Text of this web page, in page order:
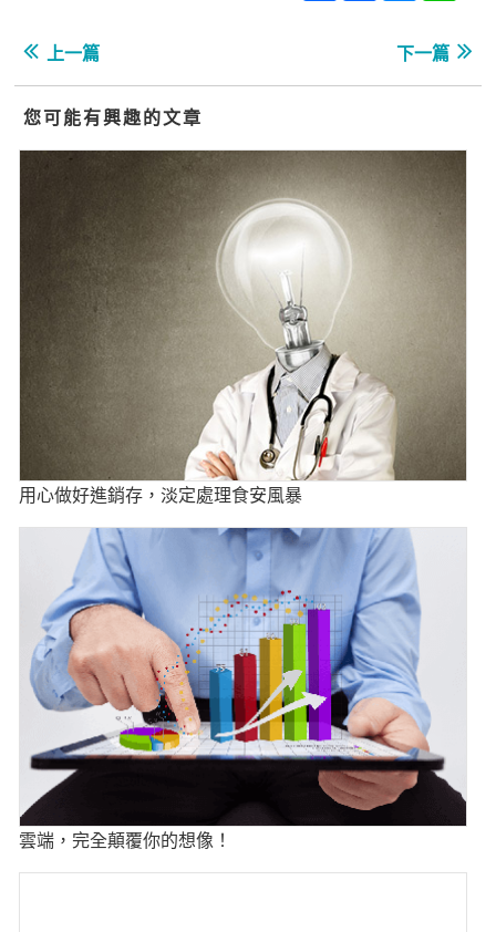
上一篇 下一篇
您可能有興趣的文章
用心做好進銷存，淡定處理食安風暴
雲端，完全顛覆你的想像！